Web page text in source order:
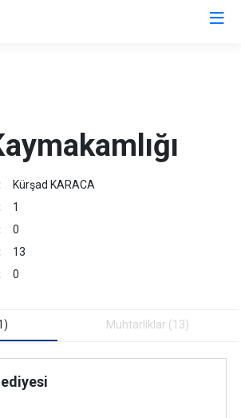
Samandağ
Kürşad KARACA
1
0
13
0
Muhtarliklar (13)